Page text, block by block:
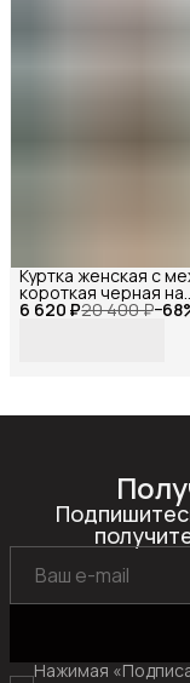
6 620 ₽20 400 ₽−68
Куртка женская с
короткая черная на
молнии, Reversal,
Нажимая